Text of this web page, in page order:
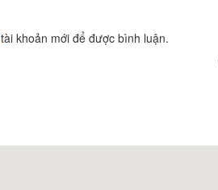
tài khoản mới để được bình luận.